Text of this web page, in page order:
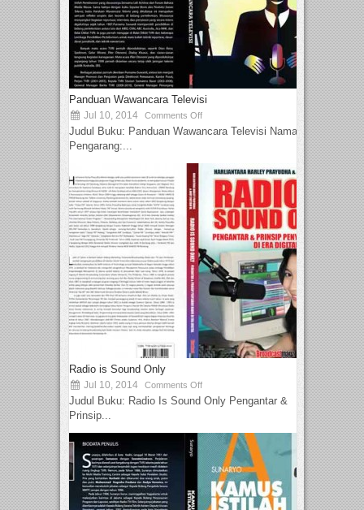
Panduan Wawancara Televisi
Jul 10, 2014 Comments Off
Judul Buku: Panduan Wawancara Televisi Nama
Pengarang:...
Radio is Sound Only
Jul 10, 2014 Comments Off
Judul Buku: Radio Is Sound Only Pengantar &
Prinsip...